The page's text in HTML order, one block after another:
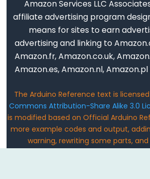
수
동
소
수
상
수
정
Amazon Services LLC
affiliate advertising program
means for sites to earn
advertising and linking to
Amazon.fr, Amazon.co.uk,
Amazon.es, Amazon.nl,
The Arduino Reference text is
Commons Attribution-Share Alike 3.0
is modified based on Official Arduino
more example codes and output,
warning, rewriting some parts,